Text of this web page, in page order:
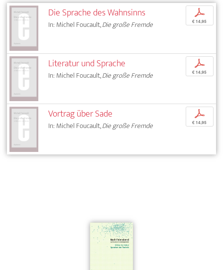
Die Sprache des Wahnsinns
In: Michel Foucault,Die große Fremde
p
€ 14,95
Literatur und Sprache
In: Michel Foucault,Die große Fremde
p
€ 14,95
Vortrag über Sade
In: Michel Foucault,Die große Fremde
p
€ 14,95